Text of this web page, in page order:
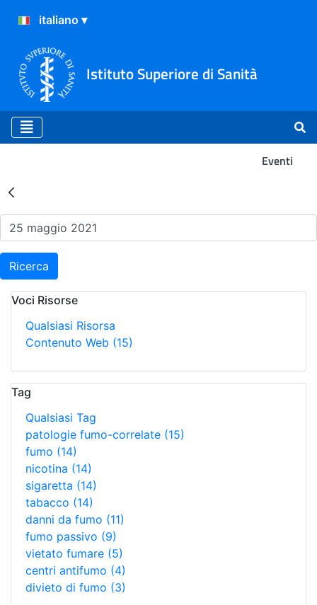
Istituto Superiore di Sanità
Eventi
Risultati della Ricerca -
Ricerca
Voci Risorse
Qualsiasi Risorsa
Contenuto Web (15)
Tag
Qualsiasi Tag
patologie fumo-correlate (15)
fumo (14)
nicotina (14)
sigaretta (14)
tabacco (14)
danni da fumo (11)
fumo passivo (9)
vietato fumare (5)
centri antifumo (4)
divieto di fumo (3)